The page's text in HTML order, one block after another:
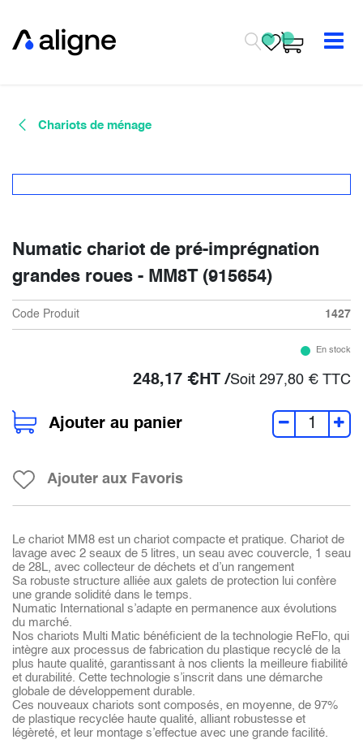
Chariots de ménage
Numatic chariot de pré-imprégnation
grandes roues - MM8T (915654)
Code Produit 1427
En stock
248,17 €HT /Soit 297,80 € TTC
Ajouter au panier
Ajouter aux Favoris
Le chariot MM8 est un chariot compacte et pratique. Chariot de
lavage avec 2 seaux de 5 litres, un seau avec couvercle, 1 seau
de 28L, avec collecteur de déchets et d’un rangement
Sa robuste structure alliée aux galets de protection lui confère
une grande solidité dans le temps.
Numatic International s’adapte en permanence aux évolutions
du marché.
Nos chariots Multi Matic bénéficient de la technologie ReFlo, qui
intègre aux processus de fabrication du plastique recyclé de la
plus haute qualité, garantissant à nos clients la meilleure fiabilité
et durabilité. Cette technologie s’inscrit dans une démarche
globale de développement durable.
Ces nouveaux chariots sont composés, en moyenne, de 97%
de plastique recyclée haute qualité, alliant robustesse et
légèreté, et leur montage s’effectue avec une grande facilité.